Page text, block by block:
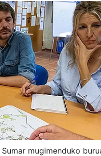
mugimenduko